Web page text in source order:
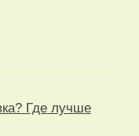
Где лучше